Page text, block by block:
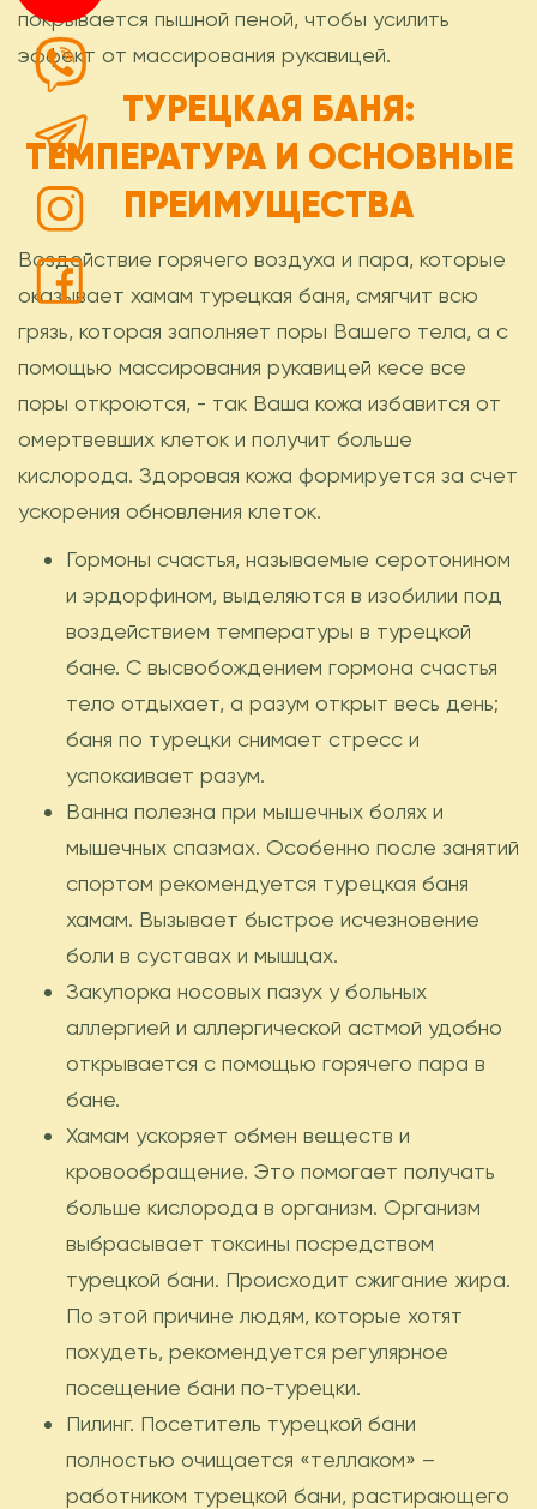
покрывается пышной пеной, чтобы усилить
эффект от массирования рукавицей.
ТУРЕЦКАЯ БАНЯ:
ТЕМПЕРАТУРА И ОСНОВНЫЕ
ПРЕИМУЩЕСТВА
Воздействие горячего воздуха и пара, которые
оказывает хамам турецкая баня, смягчит всю
грязь, которая заполняет поры Вашего тела, а с
помощью массирования рукавицей кесе все
поры откроются, - так Ваша кожа избавится от
омертвевших клеток и получит больше
кислорода. Здоровая кожа формируется за счет
ускорения обновления клеток.
Гормоны счастья, называемые серотонином
и эрдорфином, выделяются в изобилии под
воздействием температуры в турецкой
бане. С высвобождением гормона счастья
тело отдыхает, а разум открыт весь день;
баня по турецки снимает стресс и
успокаивает разум.
Ванна полезна при мышечных болях и
мышечных спазмах. Особенно после занятий
спортом рекомендуется турецкая баня
хамам. Вызывает быстрое исчезновение
боли в суставах и мышцах.
Закупорка носовых пазух у больных
аллергией и аллергической астмой удобно
открывается с помощью горячего пара в
бане.
Хамам ускоряет обмен веществ и
кровообращение. Это помогает получать
больше кислорода в организм. Организм
выбрасывает токсины посредством
турецкой бани. Происходит сжигание жира.
По этой причине людям, которые хотят
похудеть, рекомендуется регулярное
посещение бани по-турецки.
Пилинг. Посетитель турецкой бани
полностью очищается «теллаком» –
работником турецкой бани, растирающего